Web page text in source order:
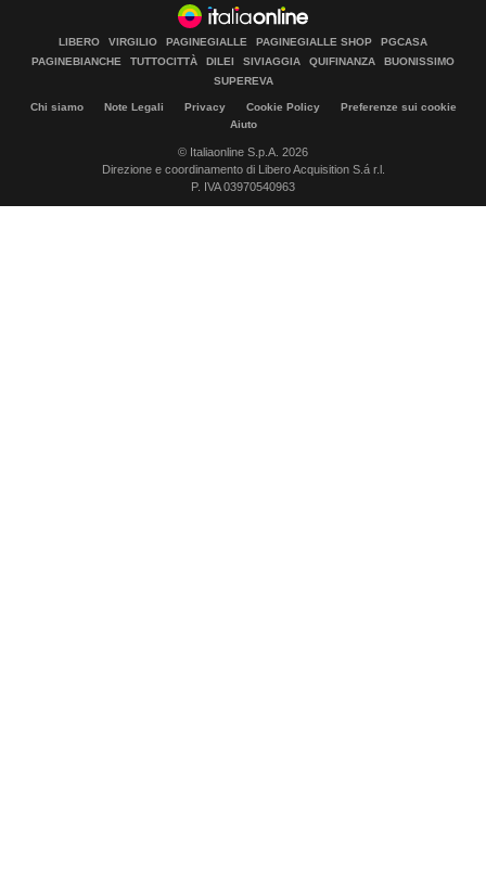
LIBERO VIRGILIO PAGINEGIALLE PAGINEGIALLE SHOP
PGCASA
PAGINEBIANCHE
TUTTOCITTÀ DILEI SIVIAGGIA QUIFINANZA
BUONISSIMO
SUPEREVA
Chi siamo Note Legali Privacy Cookie Policy
Preferenze sui cookie
Aiuto
© Italiaonline S.p.A. 2026
Direzione e coordinamento di Libero Acquisition S.á r.l.
P. IVA 03970540963